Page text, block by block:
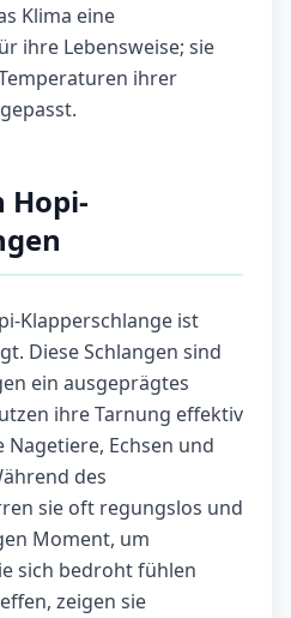
Klima eine
ihre Lebensweise; sie
ihrer
Hopi-
Klapperschlange ist
Diese Schlangen sind
ein ausgeprägtes
ihre Tarnung effektiv
Nagetiere, Echsen und
des
sie oft regungslos und
Moment, um
sich bedroht fühlen
zeigen sie